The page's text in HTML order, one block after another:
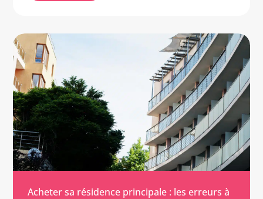
Acheter sa résidence principale : les erreurs à